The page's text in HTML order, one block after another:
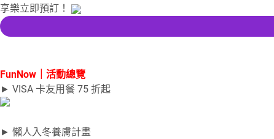
享樂立即預訂！
FunNow｜活動總覽
► VISA 卡友用餐 75 折起
► 懶人入冬養膚計畫